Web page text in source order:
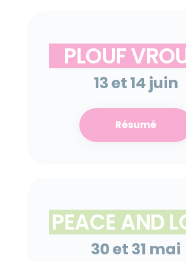
PLOUF
13 et 14 juin
Résumé
PEACE AND
30 et 31 mai